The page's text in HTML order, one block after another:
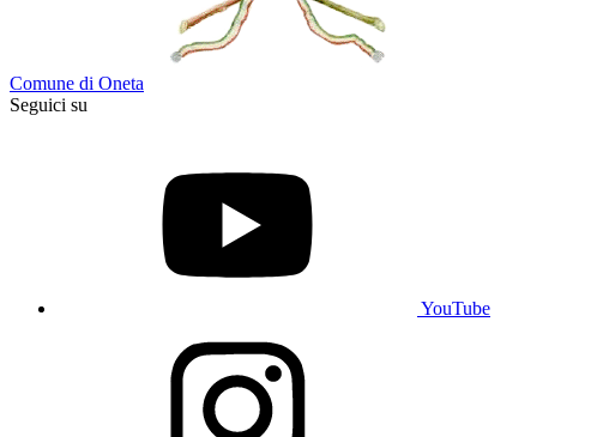
Comune di Oneta
Seguici su
YouTube